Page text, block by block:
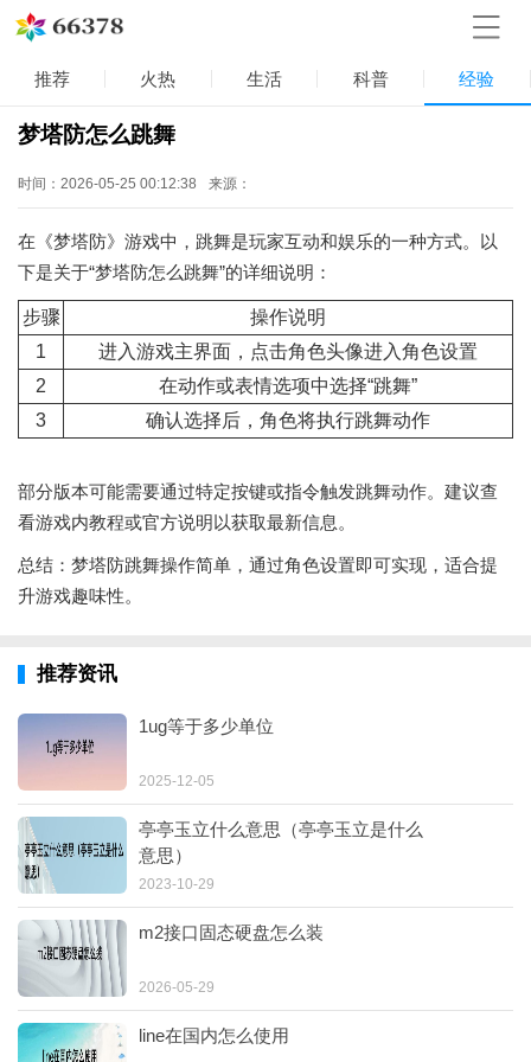
推荐 火热 生活 科普 经验
梦塔防怎么跳舞
时间：2026-05-25 00:12:38 来源：
在《梦塔防》游戏中，跳舞是玩家互动和娱乐的一种方式。以
下是关于“梦塔防怎么跳舞”的详细说明：
步骤
操作说明
1
进入游戏主界面，点击角色头像进入角色设置
2
在动作或表情选项中选择“跳舞”
3
确认选择后，角色将执行跳舞动作
部分版本可能需要通过特定按键或指令触发跳舞动作。建议查
看游戏内教程或官方说明以获取最新信息。
总结：梦塔防跳舞操作简单，通过角色设置即可实现，适合提
升游戏趣味性。
推荐资讯
1ug等于多少单位
2025-12-05
亭亭玉立什么意思（亭亭玉立是什么
意思）
2023-10-29
m2接口固态硬盘怎么装
2026-05-29
line在国内怎么使用